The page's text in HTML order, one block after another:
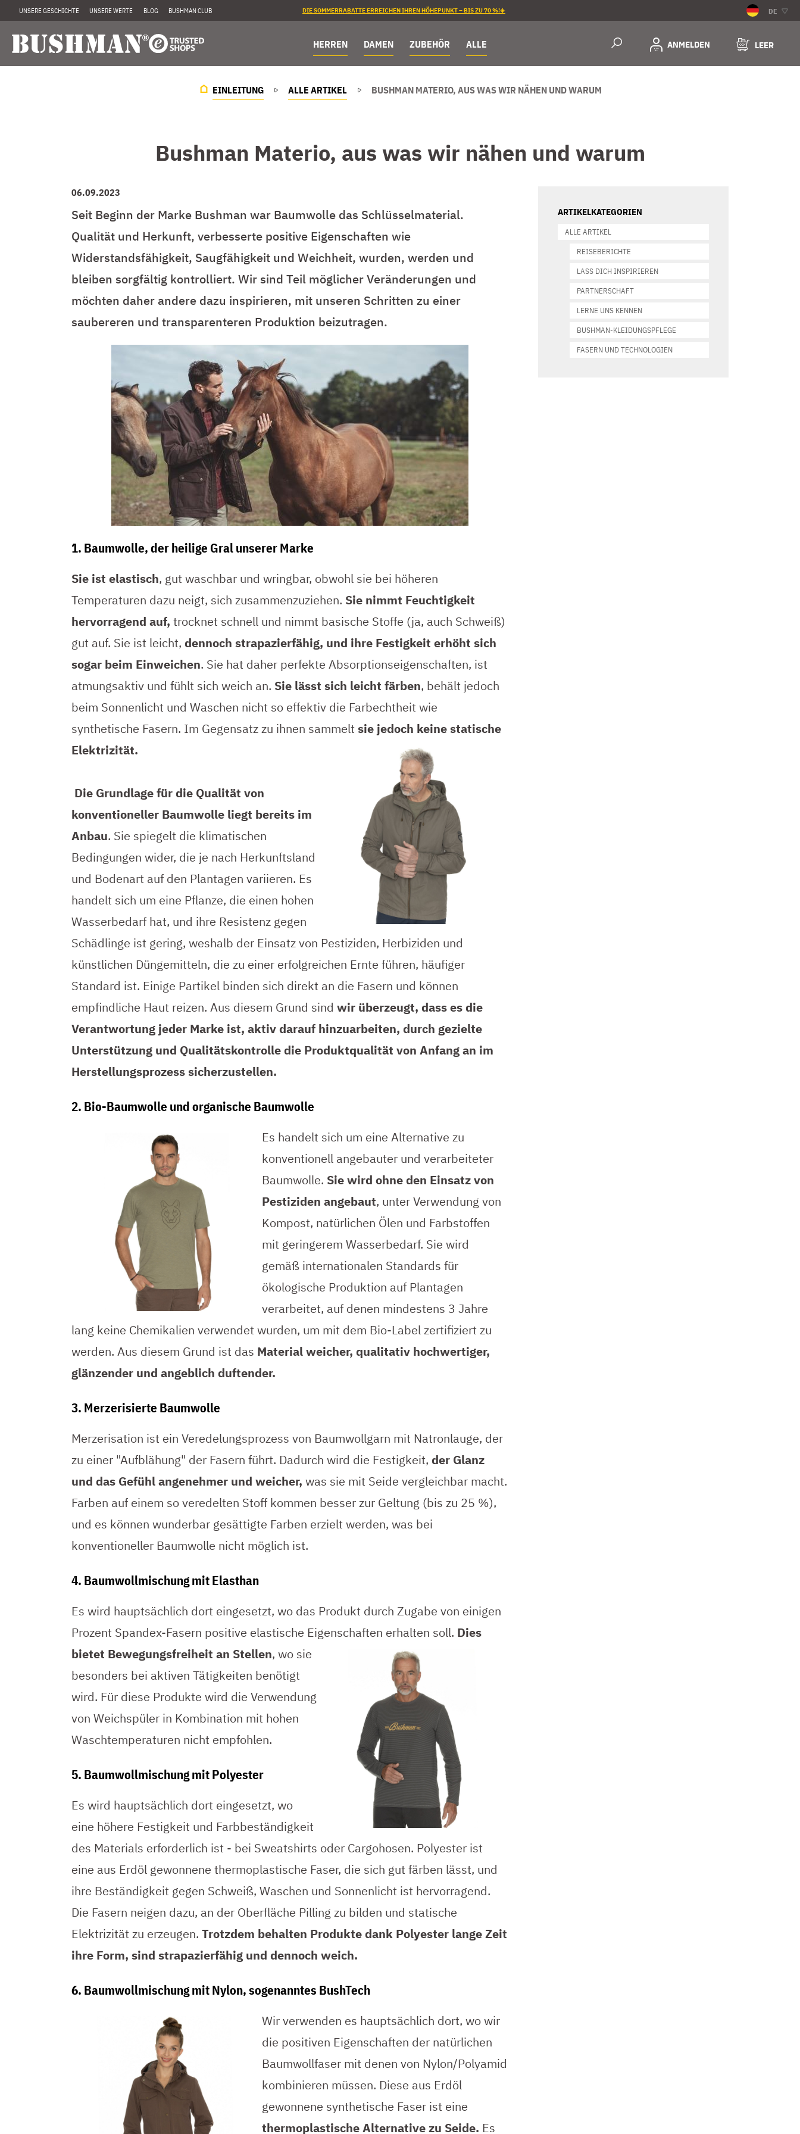
UNSERE GESCHICHTE UNSERE WERTE BLOG BUSHMAN CLUB DIE SOMMERRABATTE ERREICHEN IHREN HÖHEPUNKT – BIS ZU 70 %!☀️ DE
HERREN DAMEN ZUBEHÖR ALLE ANMELDEN LEER
EINLEITUNG ALLE ARTIKEL BUSHMAN MATERIO, AUS WAS WIR NÄHEN UND WARUM
Bushman Materio, aus was wir nähen und warum
06.09.2023
Seit Beginn der Marke Bushman war Baumwolle das Schlüsselmaterial.
Qualität und Herkunft, verbesserte positive Eigenschaften wie
Widerstandsfähigkeit, Saugfähigkeit und Weichheit, wurden, werden und
bleiben sorgfältig kontrolliert. Wir sind Teil möglicher Veränderungen und
möchten daher andere dazu inspirieren, mit unseren Schritten zu einer
saubereren und transparenteren Produktion beizutragen.
1. Baumwolle, der heilige Gral unserer Marke
Sie ist elastisch, gut waschbar und wringbar, obwohl sie bei höheren
Temperaturen dazu neigt, sich zusammenzuziehen. Sie nimmt Feuchtigkeit
hervorragend auf, trocknet schnell und nimmt basische Stoffe (ja, auch Schweiß)
gut auf. Sie ist leicht, dennoch strapazierfähig, und ihre Festigkeit erhöht sich
sogar beim Einweichen. Sie hat daher perfekte Absorptionseigenschaften, ist
atmungsaktiv und fühlt sich weich an. Sie lässt sich leicht färben, behält jedoch
beim Sonnenlicht und Waschen nicht so effektiv die Farbechtheit wie
synthetische Fasern. Im Gegensatz zu ihnen sammeltsie jedoch keine statische
Elektrizität.
Die Grundlage für die Qualität von
konventioneller Baumwolle liegt bereits im
Anbau. Sie spiegelt die klimatischen
Bedingungen wider, die je nach Herkunftsland
und Bodenart auf den Plantagen variieren. Es
handelt sich um eine Pflanze, die einen hohen
Wasserbedarf hat, und ihre Resistenz gegen
Schädlinge ist gering, weshalb der Einsatz von Pestiziden, Herbiziden und
künstlichen Düngemitteln, die zu einer erfolgreichen Ernte führen, häufiger
Standard ist. Einige Partikel binden sich direkt an die Fasern und können
empfindliche Haut reizen. Aus diesem Grund sind wir überzeugt, dass es die
Verantwortung jeder Marke ist, aktiv darauf hinzuarbeiten, durch gezielte
Unterstützung und Qualitätskontrolle die Produktqualität von Anfang an im
Herstellungsprozess sicherzustellen.
2. Bio-Baumwolle und organische Baumwolle
Es handelt sich um eine Alternative zu
konventionell angebauter und verarbeiteter
Baumwolle. Sie wird ohne den Einsatz von
Pestiziden angebaut, unter Verwendung von
Kompost, natürlichen Ölen und Farbstoffen
mit geringerem Wasserbedarf. Sie wird
gemäß internationalen Standards für
ökologische Produktion auf Plantagen
verarbeitet, auf denen mindestens 3 Jahre
lang keine Chemikalien verwendet wurden, um mit dem Bio-Label zertifiziert zu
werden. Aus diesem Grund ist das Material weicher, qualitativ hochwertiger,
glänzender und angeblich duftender.
3. Merzerisierte Baumwolle
Merzerisation ist ein Veredelungsprozess von Baumwollgarn mit Natronlauge, der
zu einer "Aufblähung" der Fasern führt. Dadurch wird die Festigkeit, der Glanz
und das Gefühl angenehmer und weicher, was sie mit Seide vergleichbar macht.
Farben auf einem so veredelten Stoff kommen besser zur Geltung (bis zu 25 %),
und es können wunderbar gesättigte Farben erzielt werden, was bei
konventioneller Baumwolle nicht möglich ist.
4. Baumwollmischung mit Elasthan
Es wird hauptsächlich dort eingesetzt, wo das Produkt durch Zugabe von einigen
Prozent Spandex-Fasern positive elastische Eigenschaften erhalten soll. Dies
bietet Bewegungsfreiheit an Stellen, wo sie
besonders bei aktiven Tätigkeiten benötigt
wird. Für diese Produkte wird die Verwendung
von Weichspüler in Kombination mit hohen
Waschtemperaturen nicht empfohlen.
5. Baumwollmischung mit Polyester
Es wird hauptsächlich dort eingesetzt, wo
eine höhere Festigkeit und Farbbeständigkeit
des Materials erforderlich ist - bei Sweatshirts oder Cargohosen. Polyester ist
eine aus Erdöl gewonnene thermoplastische Faser, die sich gut färben lässt, und
ihre Beständigkeit gegen Schweiß, Waschen und Sonnenlicht ist hervorragend.
Die Fasern neigen dazu, an der Oberfläche Pilling zu bilden und statische
Elektrizität zu erzeugen. Trotzdem behalten Produkte dank Polyester lange Zeit
ihre Form, sind strapazierfähig und dennoch weich.
6. Baumwollmischung mit Nylon, sogenanntes BushTech
Wir verwenden es hauptsächlich dort, wo wir
die positiven Eigenschaften der natürlichen
Baumwollfaser mit denen von Nylon/Polyamid
kombinieren müssen. Diese aus Erdöl
gewonnene synthetische Faser ist eine
thermoplastische Alternative zu Seide. Es
ARTIKELKATEGORIEN
ALLE ARTIKEL
REISEBERICHTE
LASS DICH INSPIRIEREN
PARTNERSCHAFT
LERNE UNS KENNEN
BUSHMAN-KLEIDUNGSPFLEGE
FASERN UND TECHNOLOGIEN